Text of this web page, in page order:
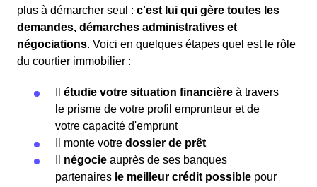
plus à démarcher seul : c'est lui qui gère toutes les
demandes, démarches administratives et
négociations. Voici en quelques étapes quel est le rôle
du courtier immobilier :
étudie votre situation financière à travers
le prisme de votre profil emprunteur et de
votre capacité d'emprunt
Il monte votre dossier de prêt
négocie auprès de ses banques
partenaires le meilleur crédit possible pour